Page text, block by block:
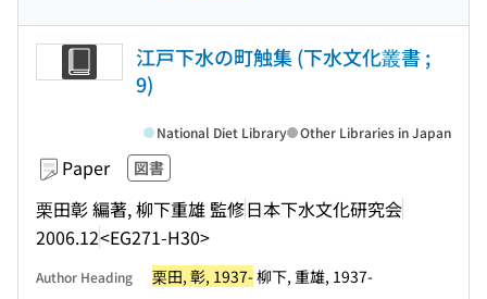
江戸下水の町触集 (下水文化叢書 ;
9)
Paper 図書
栗田彰 編著, 柳下重雄 監修日本下水文化研究会
2006.12<EG271-H30>
National Diet Library Other Libraries in Japan
Author Heading 栗田, 彰, 1937-柳下, 重雄, 1937-